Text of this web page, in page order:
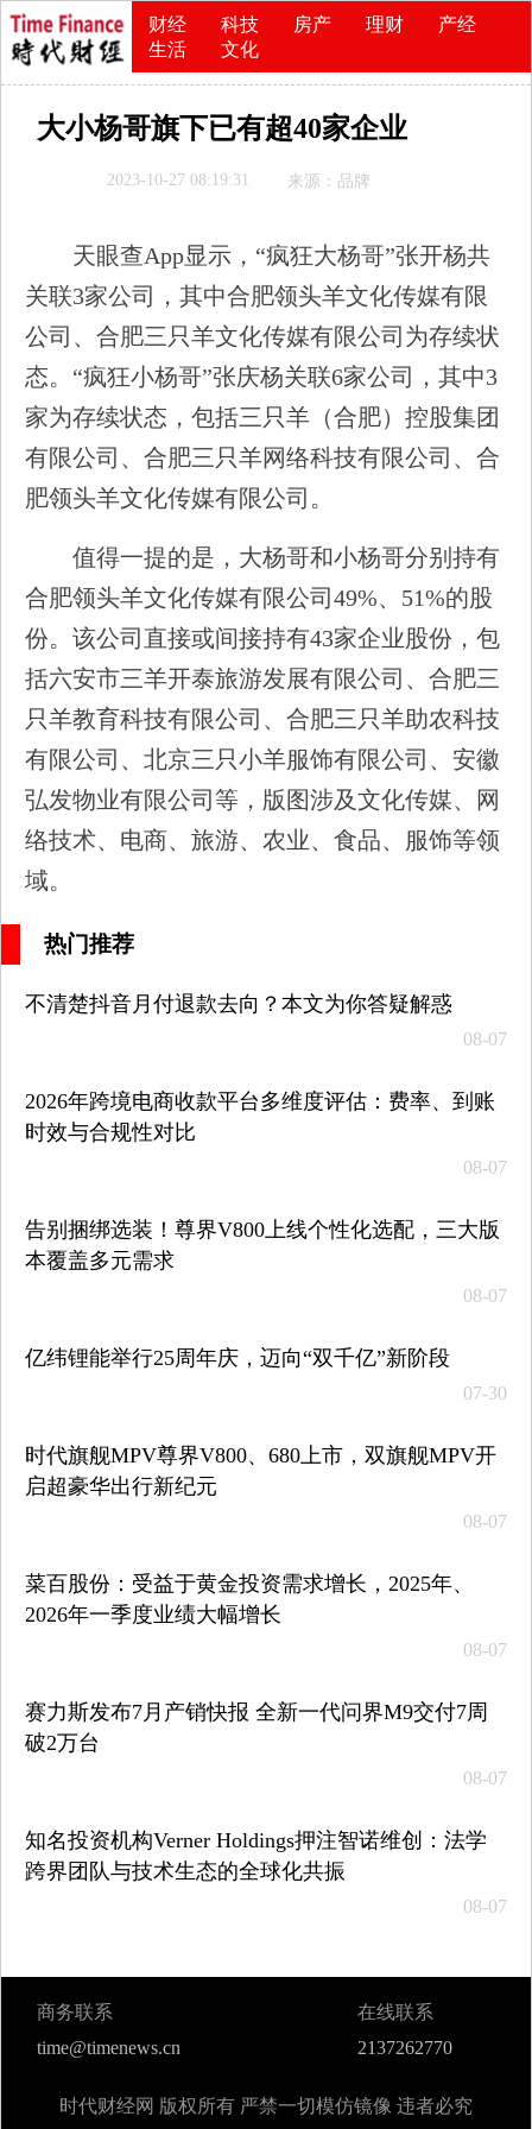
财经 科技 房产 理财
产经
生活
文化
大小杨哥旗下已有超40家企业
2023-10-27 08:19:31 来源：品牌
天眼查App显示，“疯狂大杨哥”张开杨共
关联3家公司，其中合肥领头羊文化传媒有限
公司、合肥三只羊文化传媒有限公司为存续状
态。“疯狂小杨哥”张庆杨关联6家公司，其中3
家为存续状态，包括三只羊（合肥）控股集团
有限公司、合肥三只羊网络科技有限公司、合
肥领头羊文化传媒有限公司。
值得一提的是，大杨哥和小杨哥分别持有
合肥领头羊文化传媒有限公司49%、51%的股
份。该公司直接或间接持有43家企业股份，包
括六安市三羊开泰旅游发展有限公司、合肥三
只羊教育科技有限公司、合肥三只羊助农科技
有限公司、北京三只小羊服饰有限公司、安徽
弘发物业有限公司等，版图涉及文化传媒、网
络技术、电商、旅游、农业、食品、服饰等领
域。
热门推荐
不清楚抖音月付退款去向？本文为你答疑解惑
08-07
2026年跨境电商收款平台多维度评估：费率、到账
时效与合规性对比
08-07
告别捆绑选装！尊界V800上线个性化选配，三大版
本覆盖多元需求
08-07
亿纬锂能举行25周年庆，迈向“双千亿”新阶段
07-30
时代旗舰MPV尊界V800、680上市，双旗舰MPV开
启超豪华出行新纪元
08-07
菜百股份：受益于黄金投资需求增长，2025年、
2026年一季度业绩大幅增长
08-07
赛力斯发布7月产销快报 全新一代问界M9交付7周
破2万台
08-07
知名投资机构Verner Holdings押注智诺维创：法学
跨界团队与技术生态的全球化共振
08-07
商务联系
time@timenews.cn
在线联系
2137262770
时代财经网 版权所有 严禁一切模仿镜像 违者必究